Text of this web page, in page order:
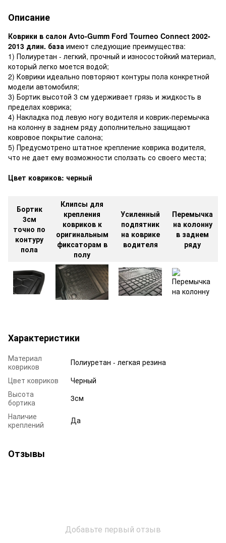
Описание
Коврики в салон Avto-Gumm Ford Tourneo Connect 2002-
2013 длин. база имеют следующие преимущества:
1) Полиуретан - легкий, прочный и износостойкий материал,
который легко моется водой;
2) Коврики идеально повторяют контуры пола конкретной
модели автомобиля;
3) Бортик высотой 3 см удерживает грязь и жидкость в
пределах коврика;
4) Накладка под левую ногу водителя и коврик-перемычка
на колонну в заднем ряду дополнительно защищают
ковровое покрытие салона;
5) Предусмотрено штатное крепление коврика водителя,
что не дает ему возможности сползать со своего места;
Цвет ковриков: черный
Бортик
3см
точно по
контуру
пола
Клипсы для
крепления
ковриков к
оригинальным
фиксаторам в
полу
Усиленный
подпятник
на коврике
водителя
Перемычка
на колонну
в заднем
ряду
Характеристики
Материал
ковриков
Полиуретан - легкая резина
Цвет ковриков
Черный
Высота
бортика
3см
Наличие
креплений
Да
Отзывы
Добавьте первый отзыв